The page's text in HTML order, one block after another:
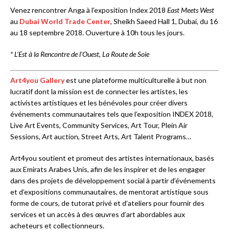
Venez rencontrer Anga à l’exposition Index 2018 East Meets West
au Dubai World Trade Center, Sheikh Saeed Hall 1, Dubai, du 16
au 18 septembre 2018. Ouverture à 10h tous les jours.
* L’Est à la Rencontre de l’Ouest, La Route de Soie
Art4you Galleryest une plateforme multiculturelle à but non
lucratif dont la mission est de connecter les artistes, les
activistes artistiques et les bénévoles pour créer divers
événements communautaires tels que l’exposition INDEX 2018,
Live Art Events, Community Services, Art Tour, Plein Air
Sessions, Art auction, Street Arts, Art Talent Programs…
Art4you soutient et promeut des artistes internationaux, basés
aux Emirats Arabes Unis, afin de les inspirer et de les engager
dans des projets de développement social à partir d’événements
et d’expositions communautaires, de mentorat artistique sous
forme de cours, de tutorat privé et d’ateliers pour fournir des
services et un accès à des œuvres d’art abordables aux
acheteurs et collectionneurs.